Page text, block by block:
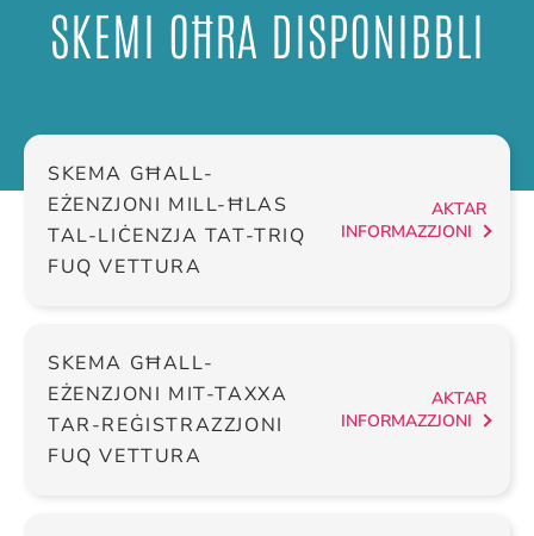
SKEMI OĦRA DISPONIBBLI
SKEMA GĦALL-
EŻENZJONI MILL-ĦLAS
TAL-LIĊENZJA TAT-TRIQ
FUQ VETTURA
AKTAR
INFORMAZZJONI
SKEMA GĦALL-
EŻENZJONI MIT-TAXXA
TAR-REĠISTRAZZJONI
FUQ VETTURA
AKTAR
INFORMAZZJONI